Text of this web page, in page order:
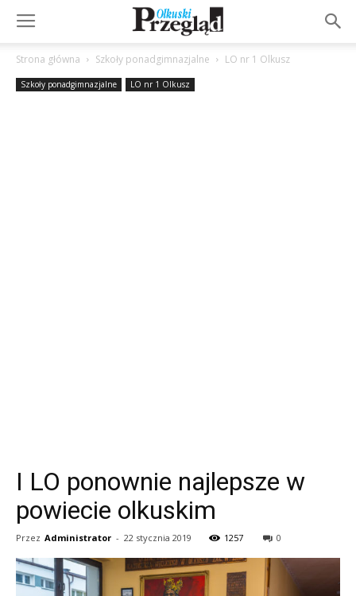
Strona główna Szkoły ponadgimnazjalne LO nr 1 Olkusz
Szkoły ponadgimnazjalne LO nr 1 Olkusz
I LO ponownie najlepsze w
powiecie olkuskim
Przez Administrator - 22 stycznia 2019 1257 0